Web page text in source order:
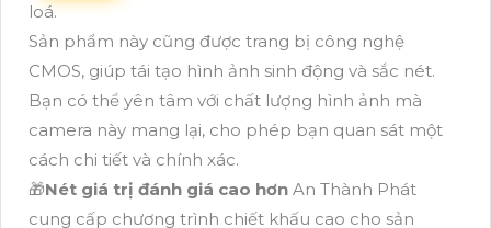
loá.
Sản phẩm này cũng được trang bị công nghệ
CMOS, giúp tái tạo hình ảnh sinh động và sắc nét.
Bạn có thể yên tâm với chất lượng hình ảnh mà
camera này mang lại, cho phép bạn quan sát một
cách chi tiết và chính xác.
🎁Nét giá trị đánh giá cao hơn An Thành Phát
cung cấp chương trình chiết khấu cao cho sản